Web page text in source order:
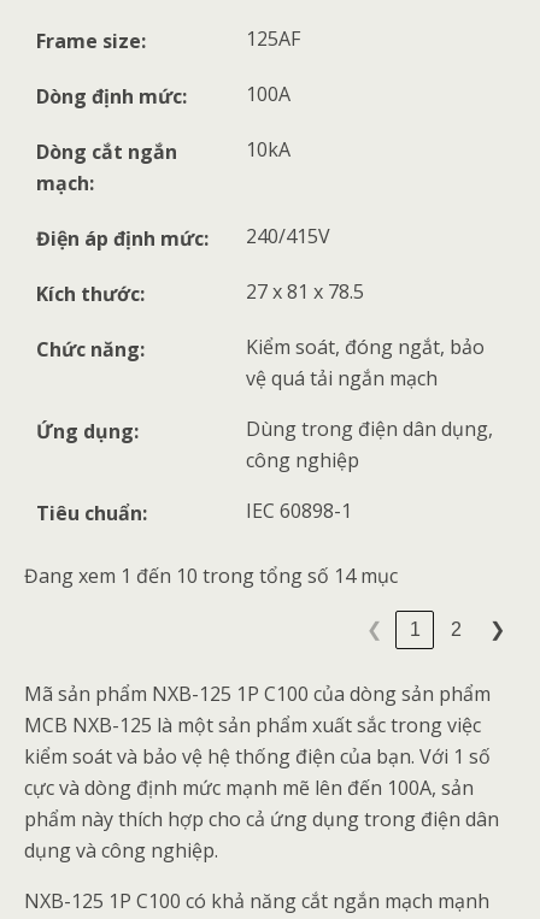
Frame size: 125AF
Dòng định mức: 100A
Dòng cắt ngắn
mạch:
10kA
Điện áp định mức: 240/415V
Kích thước: 27 x 81 x 78.5
Chức năng:
Kiểm soát, đóng ngắt, bảo
vệ quá tải ngắn mạch
Ứng dụng:
Dùng trong điện dân dụng,
công nghiệp
Tiêu chuẩn:
IEC 60898-1
Đang xem 1 đến 10 trong tổng số 14 mục
❮ 1 2 ❯
Mã sản phẩm NXB-125 1P C100 của dòng sản phẩm
MCB NXB-125 là một sản phẩm xuất sắc trong việc
kiểm soát và bảo vệ hệ thống điện của bạn. Với 1 số
cực và dòng định mức mạnh mẽ lên đến 100A, sản
phẩm này thích hợp cho cả ứng dụng trong điện dân
dụng và công nghiệp.
NXB-125 1P C100 có khả năng cắt ngắn mạch mạnh